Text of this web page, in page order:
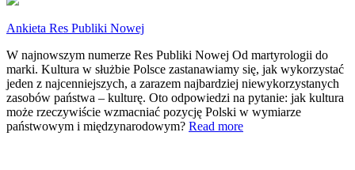
Ankieta Res Publiki Nowej
W najnowszym numerze Res Publiki Nowej Od martyrologii do
marki. Kultura w służbie Polsce zastanawiamy się, jak wykorzystać
jeden z najcenniejszych, a zarazem najbardziej niewykorzystanych
zasobów państwa – kulturę. Oto odpowiedzi na pytanie: jak kultura
może rzeczywiście wzmacniać pozycję Polski w wymiarze
państwowym i międzynarodowym? Read more